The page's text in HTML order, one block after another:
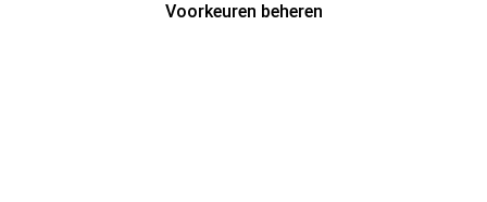
Voorkeuren beheren